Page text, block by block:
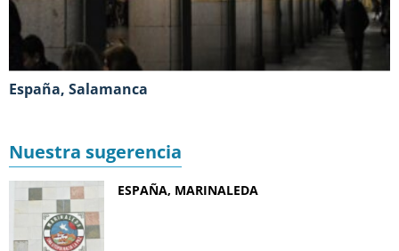
España, Salamanca
Nuestra sugerencia
ESPAÑA, MARINALEDA